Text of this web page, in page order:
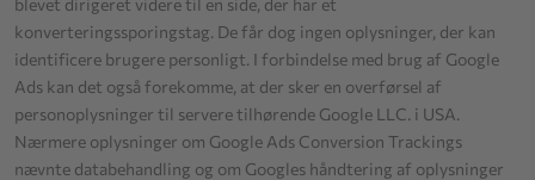
blevet dirigeret videre til en side, der har et
konverteringssporingstag. De får dog ingen oplysninger, der kan
identificere brugere personligt. I forbindelse med brug af Google
Ads kan det også forekomme, at der sker en overførsel af
personoplysninger til servere tilhørende Google LLC. i USA.
Nærmere oplysninger om Google Ads Conversion Trackings
nævnte databehandling og om Googles håndtering af oplysninger